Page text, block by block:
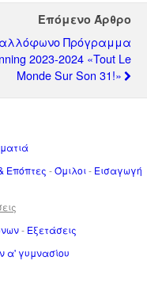
Επόμενο Άρθρο
Πρόγραμμα
2023-2024 «Tout Le
Monde Sur Son 31!»
Επόπτες -Όμιλοι- Εισαγωγή
- Εξετάσεις
α' γυμνασίου